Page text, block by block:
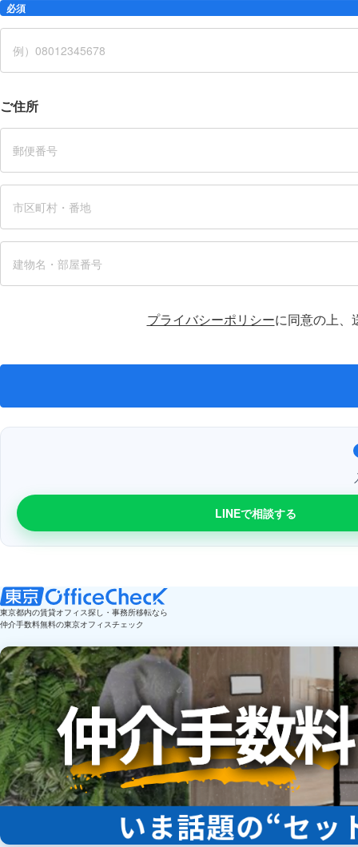
必須
ご住所
プライバシーポリシーに同意の上、
LINEで相談する
東京都内の賃貸オフィス探し・事務所移転なら
仲介手数料無料の東京オフィスチェック